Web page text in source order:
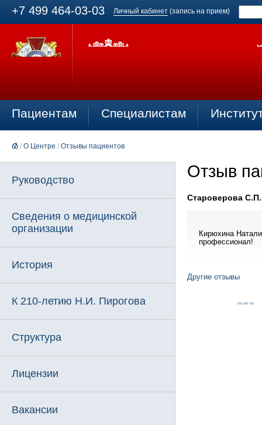
+7 499 464-03-03 Личный кабинет (запись на прием)
Пациентам Специалистам
/ О Центре / Отзывы пациентов
Руководство
Сведения о медицинской
организации
История
К 210-летию Н.И. Пирогова
Структура
Лицензии
Вакансии
Отзыв
Староверова
Кирюхина
профессионал!
Другие отзывы